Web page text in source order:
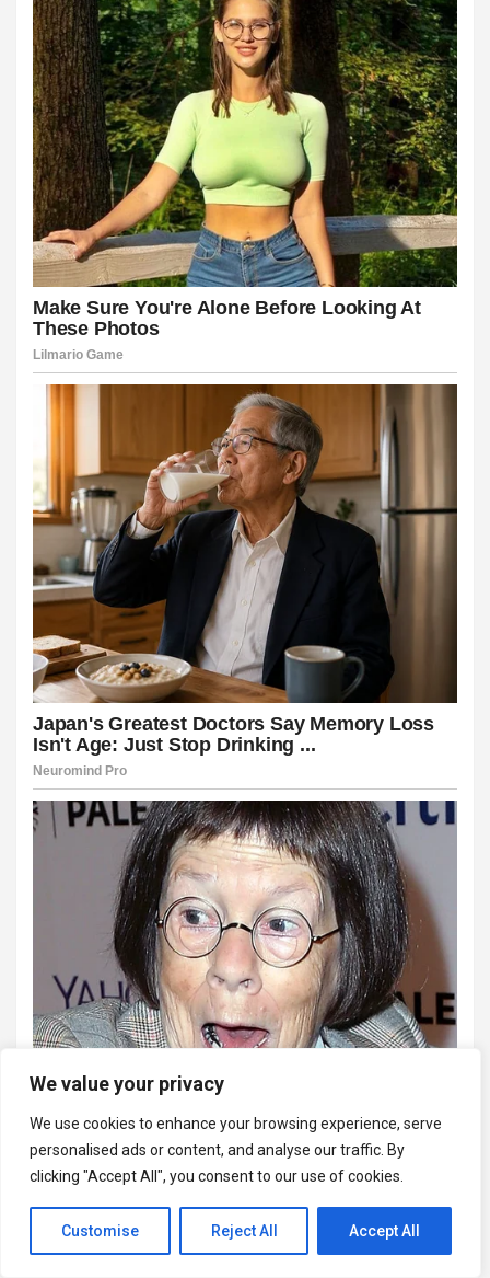
We value your privacy
We use cookies to enhance your browsing experience, serve
personalised ads or content, and analyse our traffic. By
clicking "Accept All", you consent to our use of cookies.
Customise Reject All Accept All